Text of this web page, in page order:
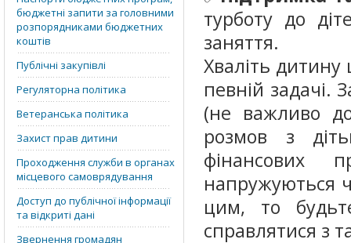
бюджетні запити за головними
розпорядниками бюджетних
коштів
Публічні закупівлі
Регуляторна політика
Ветеранська політика
Захист прав дитини
Проходження служби в органах
місцевого самоврядування
Доступ до публічної інформації
та відкриті дані
Звернення громадян
турботу до
заняття.
Хваліть дитину
певній задачі.
(не важливо
розмов з
фінансових
напружуються
цим, то
справлятися з